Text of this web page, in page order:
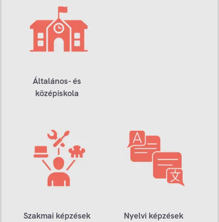
Általános- és
középiskola
Szakmai képzések Nyelvi képzések